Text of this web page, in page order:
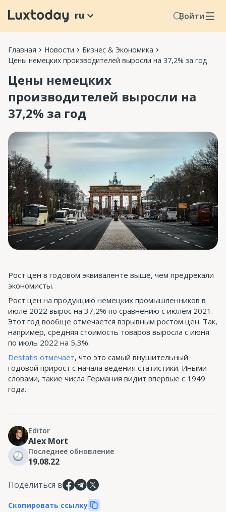
Войти
ru
Главная Новости
Бизнес & Экономика
Цены немецких производителей выросли на 37,2% за год
Цены немецких
производителей выросли на
37,2% за год
Рост цен в годовом эквиваленте выше, чем предрекали
экономисты.
Рост цен на продукцию немецких промышленников в
июле 2022 вырос на 37,2% по сравнению с июлем 2021.
Этот год вообще отмечается взрывным ростом цен. Так,
например, средняя стоимость товаров выросла с июня
по июль 2022 на 5,3%.
Destatis отмечает, что это самый внушительный
годовой прирост с начала ведения статистики. Иными
словами, такие числа Германия видит впервые с 1949
года.
Editor
Alex Mort
Последнее обновление
19.08.22
Поделиться в
Скопировать ссылку